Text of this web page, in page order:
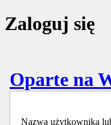
Zaloguj się
Oparte na
Nazwa użytkownika